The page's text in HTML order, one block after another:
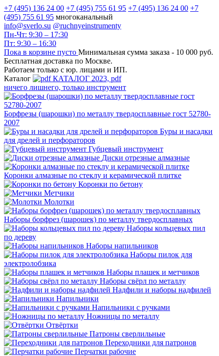
+7 (495) 136 24 00 +7 (495) 755 61 95 +7 (495) 136 24 00 +7
(495) 755 61 95 многоканальный
info@sverlo.su @ruchnyeinstrumenty
Пн-Чт: 9:30 – 17:30
Пт: 9:30 – 16:30
Пока в корзине пусто Минимальная сумма заказа - 10 000 руб.
Бесплатная доставка по Москве.
Работаем только с юр. лицами и ИП.
Каталог
КАТАЛОГ 2023, рdf
ничего лишнего, только инструмент
Борфрезы (шарошки) по металлу твердосплавные гост 52780-
2007
Буры и насадки
для дрелей и перфораторов
Губцевый инструмент
Диски отрезные алмазные
Коронки алмазные по стеклу и керамической плитке
Коронки по бетону
Метчики
Молотки
Наборы борфрез (шарошек) по металлу твердосплавных
Наборы кольцевых пил
по дереву
Наборы напильников
Наборы пилок для
электролобзика
Наборы плашек и метчиков
Наборы свёрл по металлу
Надфили и наборы надфилей
Напильники
Напильники с ручками
Ножницы по металлу
Отвёртки
Патроны сверлильные
Переходники для патронов
Перчатки рабочие